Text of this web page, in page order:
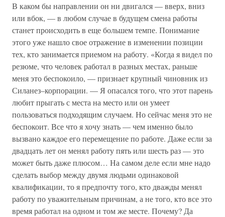
В каком бы направлении он ни двигался — вверх, вниз
или вбок, — в любом случае в будущем смена работы
станет происходить в еще большем темпе. Понимание
этого уже нашло свое отражение в изменении позиции
тех, кто занимается приемом на работу. «Когда я видел по
резюме, что человек работал в разных местах, раньше
меня это беспокоило, — признает крупный чиновник из
Силанез–корпорации. — Я опасался того, что этот парень
любит прыгать с места на место или он умеет
пользоваться подходящим случаем. Но сейчас меня это не
беспокоит. Все что я хочу знать — чем именно было
вызвано каждое его перемещение по работе. Даже если за
двадцать лет он менял работу пять или шесть раз — это
может быть даже плюсом… На самом деле если мне надо
сделать выбор между двумя людьми одинаковой
квалификации, то я предпочту того, кто дважды менял
работу по уважительным причинам, а не того, кто все это
время работал на одном и том же месте. Почему? Да